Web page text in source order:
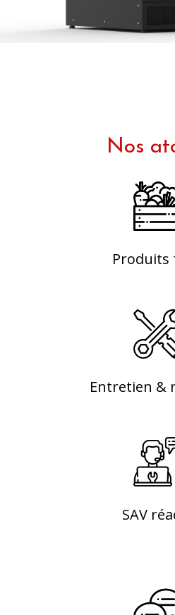
Nos
Produits
Entretien &
SAV